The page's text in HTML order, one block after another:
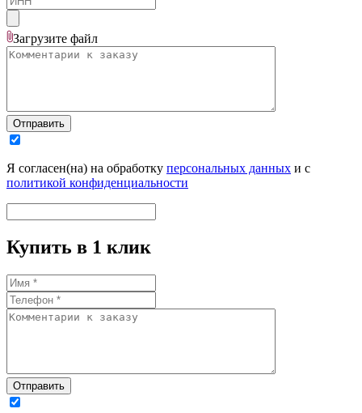
Загрузите файл
Отправить
Я согласен(на) на обработку персональных данных и с
политикой конфиденциальности
Купить в 1 клик
Отправить